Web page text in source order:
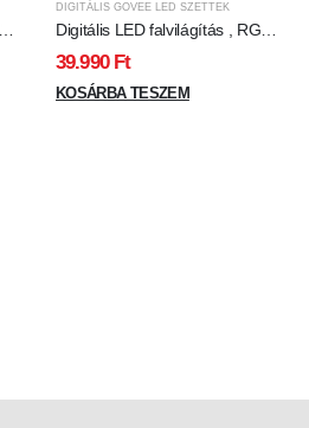
DIGITÁLIS GOVEE LED SZETTEK
Digitális LED falvilágítás , RGB +
IC (digitális) , 4 egyenes + 1
sarokelem , Wi-Fi & Bluetooth ,
GOVEE
39.990 Ft
KOSÁRBA TESZEM